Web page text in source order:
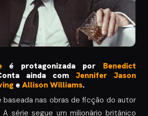
é protagonizada por Benedict
ainda com Jennifer Jason
eAllison Williams.
baseada nas obras de ficção do autor
A série segue um milionário britânico